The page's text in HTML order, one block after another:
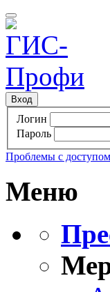
Вход
Логин
Пароль
Проблемы с доступом
Меню